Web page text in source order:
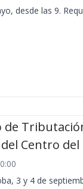
desde las 9.
de
Centro del
3 y 4 de